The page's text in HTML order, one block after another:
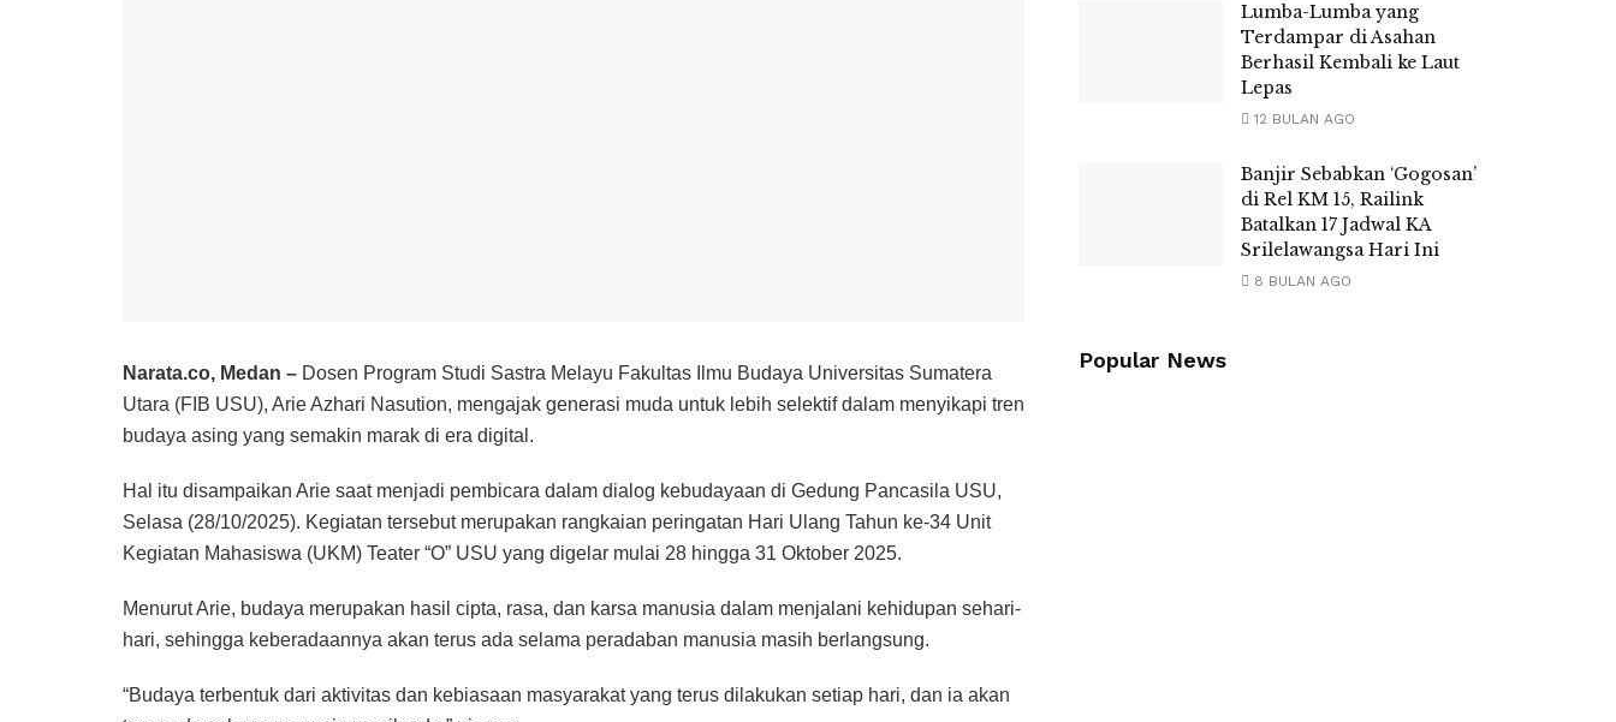
Narata.co, Medan – Dosen Program Studi Sastra Melayu Fakultas Ilmu Budaya Universitas Sumatera
Utara (FIB USU), Arie Azhari Nasution, mengajak generasi muda untuk lebih selektif dalam menyikapi tren
budaya asing yang semakin marak di era digital.
Hal itu disampaikan Arie saat menjadi pembicara dalam dialog kebudayaan di Gedung Pancasila USU,
Selasa (28/10/2025). Kegiatan tersebut merupakan rangkaian peringatan Hari Ulang Tahun ke-34 Unit
Kegiatan Mahasiswa (UKM) Teater “O” USU yang digelar mulai 28 hingga 31 Oktober 2025.
Menurut Arie, budaya merupakan hasil cipta, rasa, dan karsa manusia dalam menjalani kehidupan sehari-
hari, sehingga keberadaannya akan terus ada selama peradaban manusia masih berlangsung.
“Budaya terbentuk dari aktivitas dan kebiasaan masyarakat yang terus dilakukan setiap hari, dan ia akan
Lumba-Lumba yang
Terdampar di Asahan
Berhasil Kembali ke Laut
Lepas
12 BULAN AGO
Banjir Sebabkan ‘Gogosan’
di Rel KM 15, Railink
Batalkan 17 Jadwal KA
Srilelawangsa Hari Ini
8 BULAN AGO
Popular News